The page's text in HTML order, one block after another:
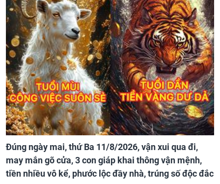
Đúng ngày mai, thứ Ba 11/8/2026, vận xui qua đi,
may mắn gõ cửa, 3 con giáp khai thông vận mệnh,
tiền nhiều vô kể, phước lộc đầy nhà, trúng số độc đắc